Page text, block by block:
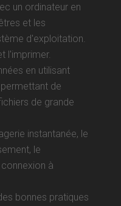
un ordinateur en
et les
d'exploitation.
l'imprimer.
en utilisant
de
de grande
instantanée, le
le
à
bonnes pratiques